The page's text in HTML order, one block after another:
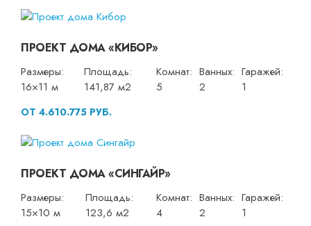
ПРОЕКТ ДОМА «КИБОР»
Размеры:
16×11 м
Площадь:
141,87 м2
Комнат:
5
Ванных:
2
Гаражей:
1
ОТ 4.610.775 РУБ.
ПРОЕКТ ДОМА «СИНГАЙР»
Размеры:
15×10 м
Площадь:
123,6 м2
Комнат:
4
Ванных:
2
Гаражей:
1